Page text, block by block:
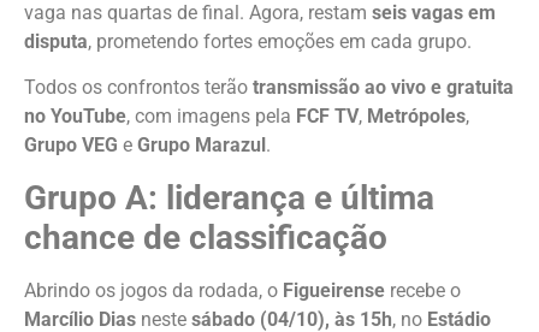
vaga nas quartas de final. Agora, restam seis vagas em
disputa, prometendo fortes emoções em cada grupo.
Todos os confrontos terão transmissão ao vivo e gratuita
no YouTube, com imagens pela FCF TV, Metrópoles,
Grupo VEG e Grupo Marazul .
Grupo A: liderança e última
chance de classificação
Abrindo os jogos da rodada, o Figueirense recebe o
Marcílio Dias neste sábado (04/10), às 15h, no Estádio